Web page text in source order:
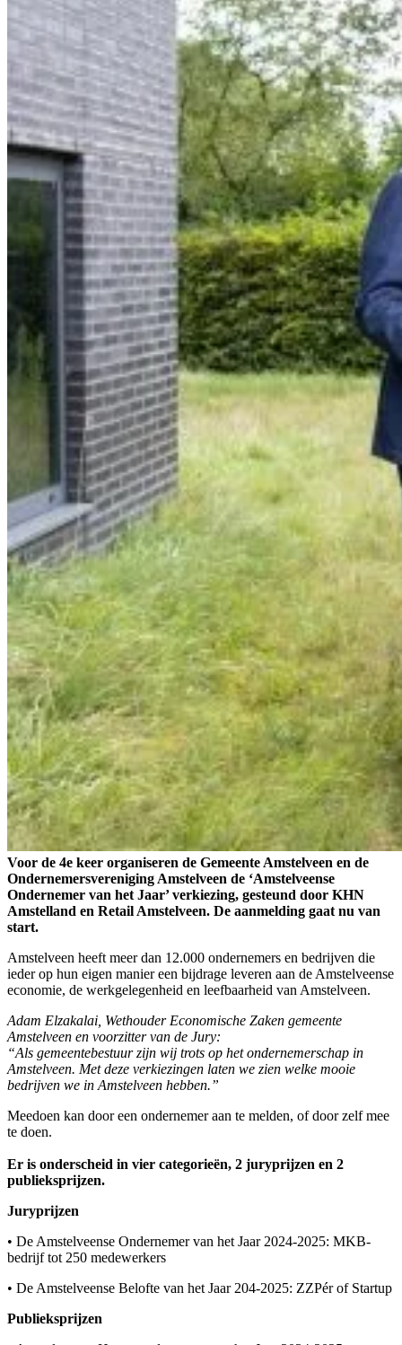
Voor de 4e keer organiseren de Gemeente Amstelveen en de
Ondernemersvereniging Amstelveen de ‘Amstelveense
Ondernemer van het Jaar’ verkiezing, gesteund door KHN
Amstelland en Retail Amstelveen. De aanmelding gaat nu van
start.
Amstelveen heeft meer dan 12.000 ondernemers en bedrijven die
ieder op hun eigen manier een bijdrage leveren aan de Amstelveense
economie, de werkgelegenheid en leefbaarheid van Amstelveen.
Adam Elzakalai, Wethouder Economische Zaken gemeente
Amstelveen en voorzitter van de Jury:
“Als gemeentebestuur zijn wij trots op het ondernemerschap in
Amstelveen. Met deze verkiezingen laten we zien welke mooie
bedrijven we in Amstelveen hebben.”
Meedoen kan door een ondernemer aan te melden, of door zelf mee
te doen.
Er is onderscheid in vier categorieën, 2 juryprijzen en 2
publieksprijzen.
Juryprijzen
• De Amstelveense Ondernemer van het Jaar 2024-2025: MKB-
bedrijf tot 250 medewerkers
• De Amstelveense Belofte van het Jaar 204-2025: ZZPér of Startup
Publieksprijzen